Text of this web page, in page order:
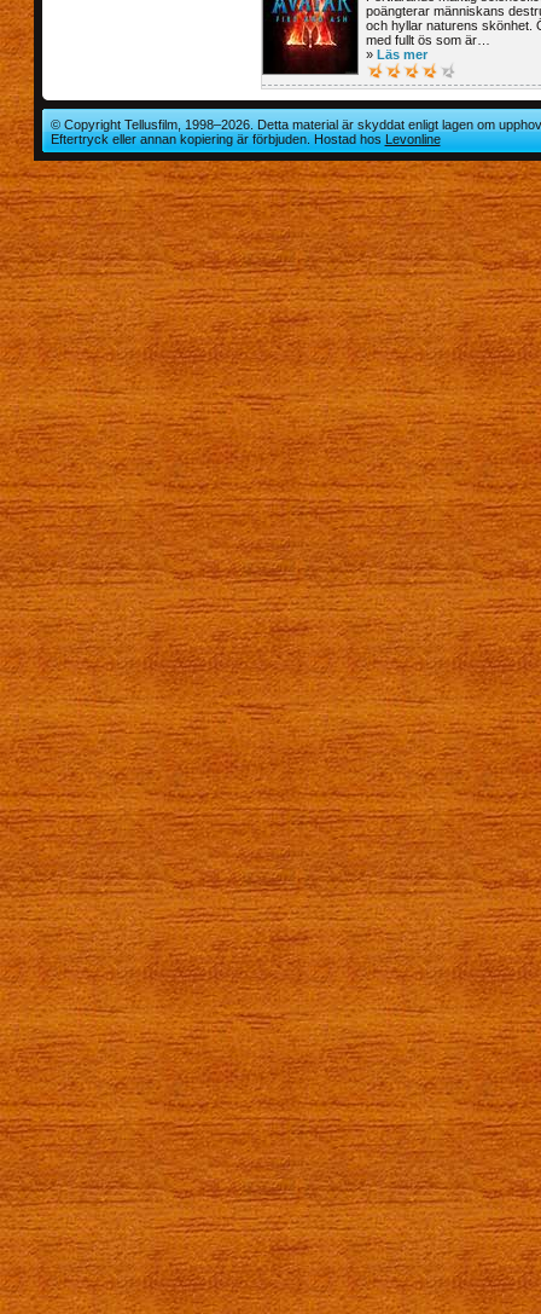
poängterar människans
och hyllar naturens skönhet.
med fullt ös som är…
» Läs mer
© Copyright Tellusfilm, 1998–2026. Detta material är skyddat enligt lagen om
Eftertryck eller annan kopiering är förbjuden. Hostad hosLevonline